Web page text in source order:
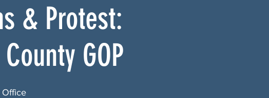
& Protest:
GOP
Office